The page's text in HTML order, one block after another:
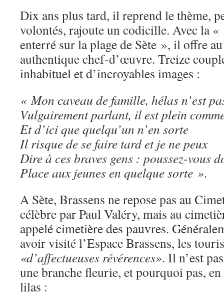
Dix ans plus tard, il reprend le thème,
volontés, rajoute un codicille. Avec la
enterré sur la plage de Sète », il offre
authentique chef-d’œuvre. Treize
inhabituel et d’incroyables images :
« Mon caveau de famille, hélas n’est
Vulgairement parlant, il est plein
Et d’ici que quelqu’un n’en sorte
Il risque de se faire tard et je ne peux
Dire à ces braves gens : poussez-vous
Place aux jeunes en quelque sorte ».
A Sète, Brassens ne repose pas au
célèbre par Paul Valéry, mais au
appelé cimetière des pauvres.
avoir visité l’Espace Brassens, les
«d’affectueuses révérences». Il n’est
une branche fleurie, et pourquoi pas,
lilas :